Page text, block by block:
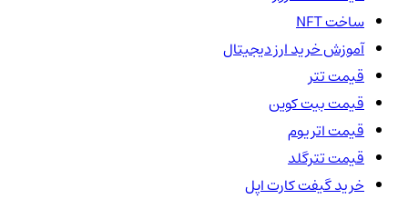
ساخت NFT
آموزش خرید ارز دیجیتال
قیمت تتر
قیمت بیت کوین
قیمت اتریوم
قیمت تترگلد
خرید گیفت کارت اپل